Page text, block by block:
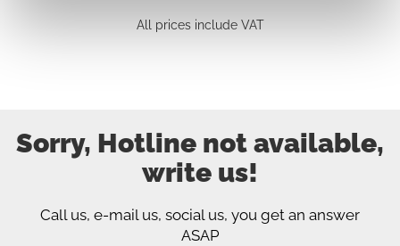
All prices include VAT
Sorry, Hotline not available,
write us!
Call us, e-mail us, social us, you get an answer
ASAP